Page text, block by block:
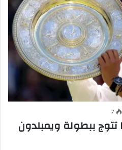
7
ببطولة ويمبلدون